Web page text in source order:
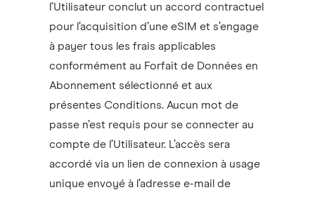
l’Utilisateur conclut un accord contractuel
pour l’acquisition d’une eSIM et s’engage
à payer tous les frais applicables
conformément au Forfait de Données en
Abonnement sélectionné et aux
présentes Conditions. Aucun mot de
passe n’est requis pour se connecter au
compte de l’Utilisateur. L’accès sera
accordé via un lien de connexion à usage
unique envoyé à l’adresse e-mail de